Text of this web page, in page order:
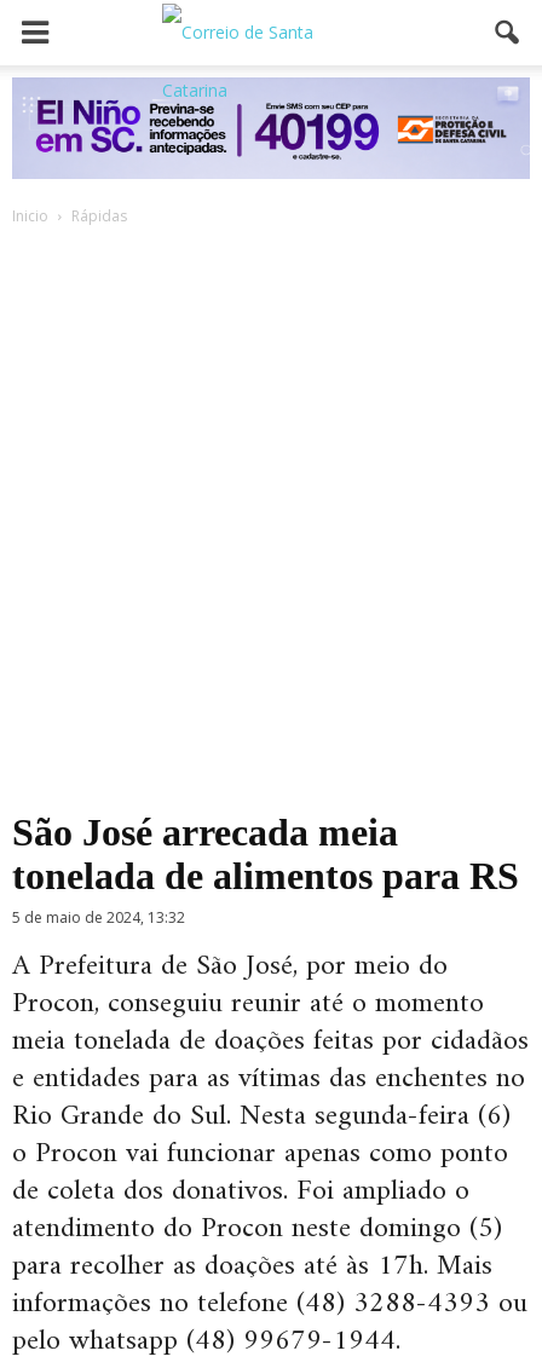
Inicio Rápidas
São José arrecada meia
tonelada de alimentos para RS
5 de maio de 2024, 13:32
A Prefeitura de São José, por meio do
Procon, conseguiu reunir até o momento
meia tonelada de doações feitas por cidadãos
e entidades para as vítimas das enchentes no
Rio Grande do Sul. Nesta segunda-feira (6)
o Procon vai funcionar apenas como ponto
de coleta dos donativos. Foi ampliado o
atendimento do Procon neste domingo (5)
para recolher as doações até às 17h. Mais
informações no telefone (48) 3288-4393 ou
pelo whatsapp (48) 99679-1944.